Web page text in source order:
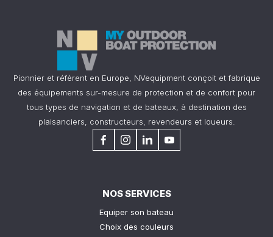
Pionnier et référent en Europe, NVequipment conçoit et fabrique
des équipements sur-mesure de protection et de confort pour
tous types de navigation et de bateaux, à destination des
plaisanciers, constructeurs, revendeurs et loueurs.
NOS SERVICES
Equiper son bateau
Choix des couleurs